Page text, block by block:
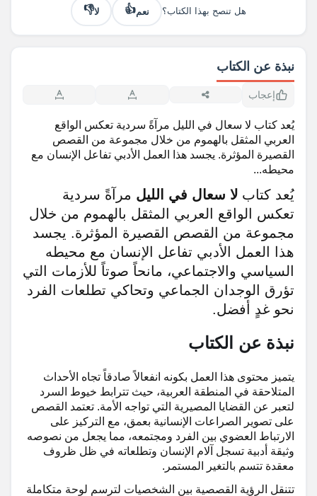
هل تنصح بهذا الكتاب؟ نعم👍 لا👎
نبذة عن الكتاب
إعجاب
يُعد كتاب لا سعال في الليل مرآةً سردية تعكس الواقع
العربي المثقل بالهموم من خلال مجموعة من القصص
القصيرة المؤثرة. يجسد هذا العمل الأدبي تفاعل الإنسان مع
محيطه...
يُعد كتاب لا سعال في الليل مرآةً سردية
تعكس الواقع العربي المثقل بالهموم من خلال
مجموعة من القصص القصيرة المؤثرة. يجسد
هذا العمل الأدبي تفاعل الإنسان مع محيطه
السياسي والاجتماعي، مانحاً صوتاً للأزمات التي
تؤرق الوجدان الجماعي وتحاكي تطلعات الفرد
نحو غدٍ أفضل.
نبذة عن الكتاب
يتميز محتوى هذا العمل بكونه انفعالاً صادقاً تجاه الأحداث
المتلاحقة في المنطقة العربية، حيث تترابط خيوط السرد
لتعبر عن القضايا المصيرية التي تواجه الأمة. تعتمد القصص
على تصوير الصراعات الإنسانية بعمق، مع التركيز على
الارتباط العضوي بين الفرد ومجتمعه، مما يجعل من نصوصه
وثيقة أدبية تسجل آلام الإنسان وتطلعاته في ظل ظروف
معقدة تتسم بالتغير المستمر.
تتنقل الرؤية القصصية بين الشخصيات لترسم لوحة متكاملة